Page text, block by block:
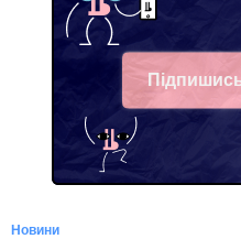
Telegram
Новини